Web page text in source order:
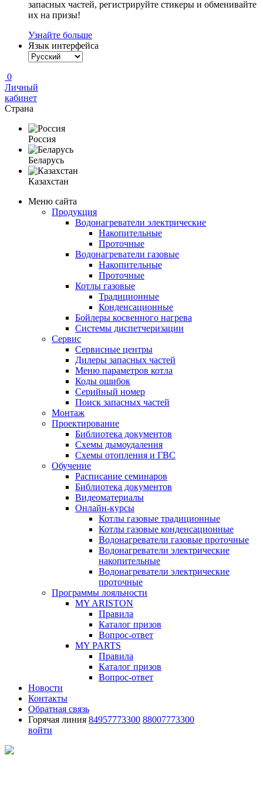
запасных частей, регистрируйте стикеры и обменивайте
их на призы!
Узнайте больше
Язык интерфейса
0
Личный
кабинет
Страна
Россия
Беларусь
Казахстан
Меню сайта
Продукция
Водонагреватели электрические
Накопительные
Проточные
Водонагреватели газовые
Накопительные
Проточные
Котлы газовые
Традиционные
Конденсационные
Бойлеры косвенного нагрева
Системы диспетчеризации
Сервис
Сервисные центры
Дилеры запасных частей
Меню параметров котла
Коды ошибок
Серийный номер
Поиск запасных частей
Монтаж
Проектирование
Библиотека документов
Схемы дымоудаления
Схемы отопления и ГВС
Обучение
Расписание семинаров
Библиотека документов
Видеоматериалы
Онлайн-курсы
Котлы газовые традиционные
Котлы газовые конденсационные
Водонагреватели газовые проточные
Водонагреватели электрические
накопительные
Водонагреватели электрические
проточные
Программы лояльности
MY ARISTON
Правила
Каталог призов
Вопрос-ответ
MY PARTS
Правила
Каталог призов
Вопрос-ответ
Новости
Контакты
Обратная связь
Горячая линия 84957773300 88007773300
войти